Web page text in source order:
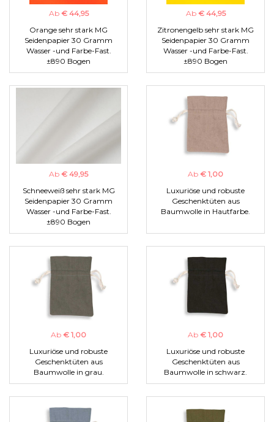
Ab € 44,95
Orange sehr stark MG
Seidenpapier 30 Gramm
Wasser -und Farbe-Fast.
±890 Bogen
Ab € 44,95
Zitronengelb sehr stark MG
Seidenpapier 30 Gramm
Wasser -und Farbe-Fast.
±890 Bogen
Ab € 49,95
Schneeweiß sehr stark MG
Seidenpapier 30 Gramm
Wasser -und Farbe-Fast.
±890 Bogen
Ab € 1,00
Luxuriöse und robuste
Geschenktüten aus
Baumwolle in Hautfarbe.
Ab € 1,00
Luxuriöse und robuste
Geschenktüten aus
Baumwolle in grau.
Ab € 1,00
Luxuriöse und robuste
Geschenktüten aus
Baumwolle in schwarz.